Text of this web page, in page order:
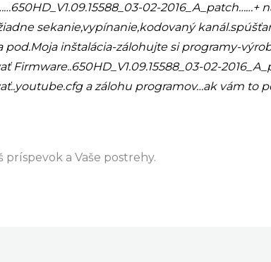
02-2016_A_patch……+
sekanie,vypínanie,kodovaný
pod.Moja inštalácia-zálohujte si programy-
Firmware..650HD_V1.09.15588_03-02-
a zálohu programov…ak vám to
príspevok a Vaše postrehy.